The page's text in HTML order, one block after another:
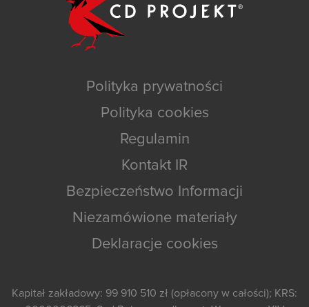
Polityka prywatności
Polityka cookies
Regulamin
Kontakt IR
Bezpieczeństwo Informacji
Niezamówione materiały
Deklaracje cookies
Kapitał zakładowy: 99 910 510 zł (opłacony w całości); KRS: